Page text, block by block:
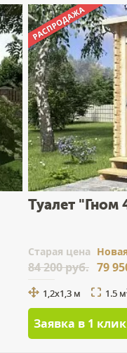
Туалет "Гном
Cтарая цена
84 200 руб. 79
1,2x1,3 м 1.5 м
Заявка в 1 клик